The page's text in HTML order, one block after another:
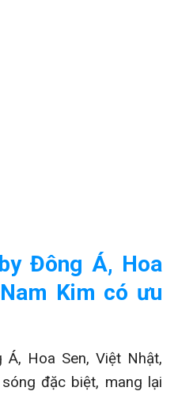
Đông Á, Hoa
Kim có ưu
Hoa Sen, Việt Nhật,
đặc biệt, mang lại